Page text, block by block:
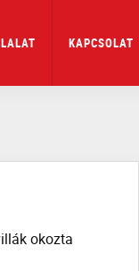
KAPCSOLAT
okozta